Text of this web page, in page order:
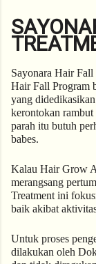
Sayonara Hair
Hair Fall Program
yang
kerontokan rambut
parah itu butuh
babes.
Kalau Hair Grow
merangsang
Treatment ini
baik akibat
Untuk proses
dilakukan oleh